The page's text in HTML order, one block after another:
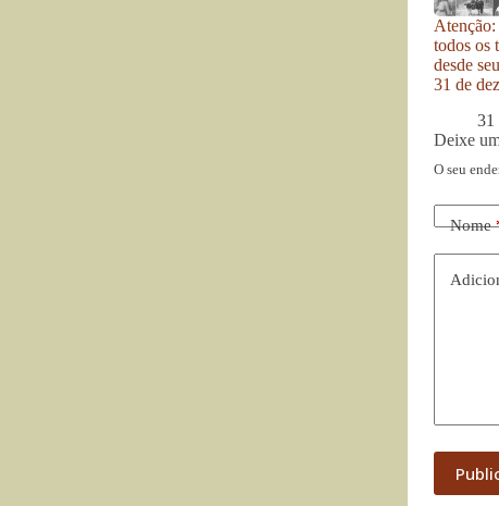
todos os
desde
31 de
31
Deixe
O seu
Nome